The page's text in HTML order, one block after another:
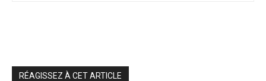
RÉAGISSEZ À CET ARTICLE